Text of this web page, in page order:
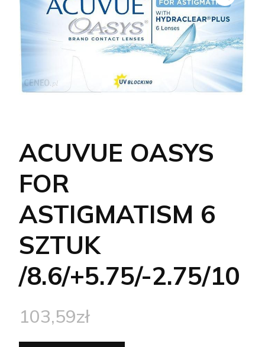
ACUVUE OASYS
FOR
ASTIGMATISM 6
SZTUK
/8.6/+5.75/-2.75/10
103,59zł